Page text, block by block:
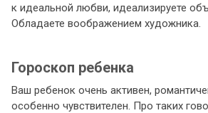
к идеальной любви, идеализируете
Обладаете воображением художника.
Гороскоп ребенка
Ваш ребенок очень активен,
особенно чувствителен. Про таких